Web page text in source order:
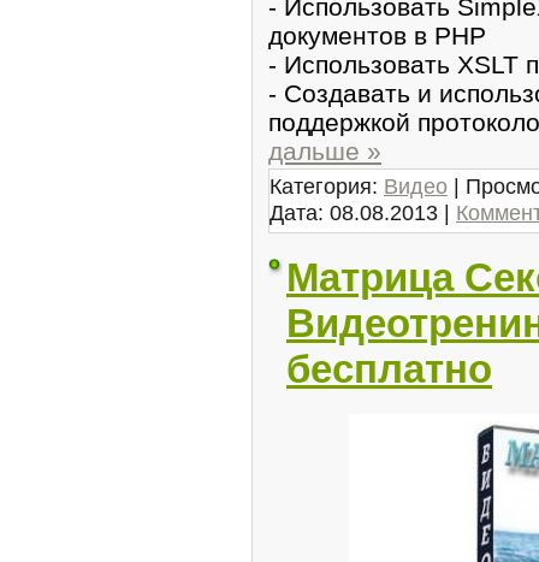
- Иcпользовать
докyментов в PHP
- Использовать XSLT
- Создaвать и
поддержкой
дальше »
Категория: Видео |
Дата: 08.08.2013 |
Матрица
бесплатно